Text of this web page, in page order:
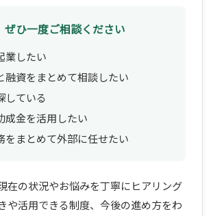
ぜひ一度ご相談ください
業したい
融資をまとめて相談したい
している
成金を活用したい
をまとめて外部に任せたい
在の状況やお悩みを丁寧にヒアリング
や活用できる制度、今後の進め方をわ